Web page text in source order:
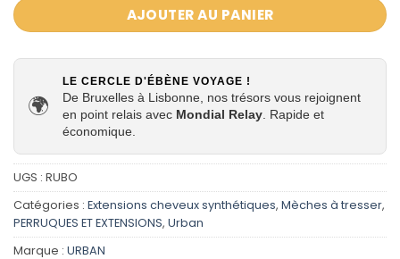
AJOUTER AU PANIER
🌍
LE CERCLE D'ÉBÈNE VOYAGE !
De Bruxelles à Lisbonne, nos trésors vous rejoignent
en point relais avec Mondial Relay . Rapide et
économique.
UGS : RUBO
Catégories : Extensions cheveux synthétiques, Mèches à tresser,
PERRUQUES ET EXTENSIONS, Urban
Marque : URBAN